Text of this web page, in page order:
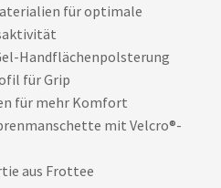
für optimale
Handflächenpolsterung
für Grip
für mehr Komfort
mit Velcro®-
aus Frottee